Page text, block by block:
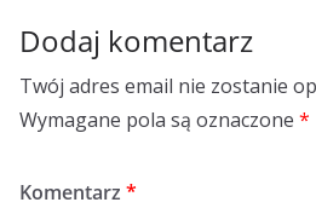
Dodaj komentarz
Twój adres email nie zostanie
Wymagane pola są oznaczone *
Komentarz *